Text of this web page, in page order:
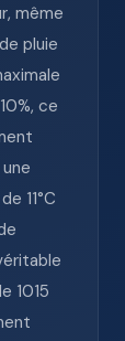
même
pluie
ce
11°C
1015